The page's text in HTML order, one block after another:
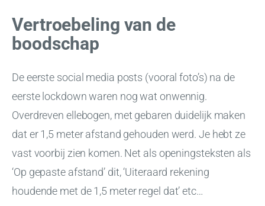
Vertroebeling van de
boodschap
De eerste social media posts (vooral foto’s) na de
eerste lockdown waren nog wat onwennig.
Overdreven ellebogen, met gebaren duidelijk maken
dat er 1,5 meter afstand gehouden werd. Je hebt ze
vast voorbij zien komen. Net als openingsteksten als
‘Op gepaste afstand’ dit, ‘Uiteraard rekening
houdende met de 1,5 meter regel dat’ etc…